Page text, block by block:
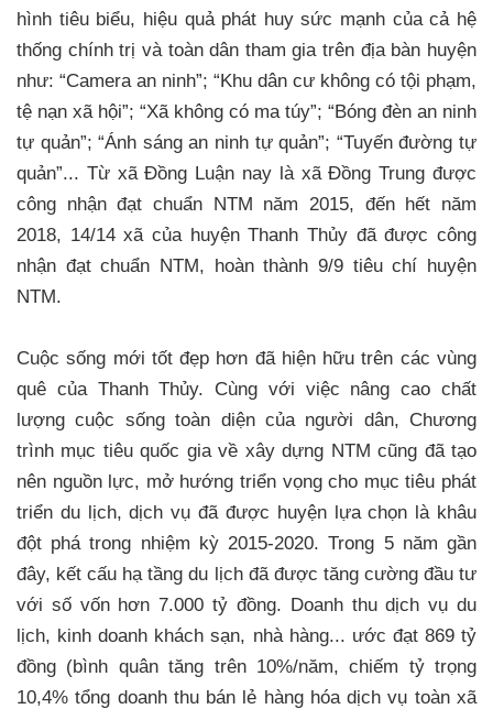
hình tiêu biểu, hiệu quả phát huy sức mạnh của cả hệ
thống chính trị và toàn dân tham gia trên địa bàn huyện
như: “Camera an ninh”; “Khu dân cư không có tội phạm,
tệ nạn xã hội”; “Xã không có ma túy”; “Bóng đèn an ninh
tự quản”; “Ánh sáng an ninh tự quản”; “Tuyến đường tự
quản”... Từ xã Đồng Luận nay là xã Đồng Trung được
công nhận đạt chuẩn NTM năm 2015, đến hết năm
2018, 14/14 xã của huyện Thanh Thủy đã được công
nhận đạt chuẩn NTM, hoàn thành 9/9 tiêu chí huyện
NTM.
Cuộc sống mới tốt đẹp hơn đã hiện hữu trên các vùng
quê của Thanh Thủy. Cùng với việc nâng cao chất
lượng cuộc sống toàn diện của người dân, Chương
trình mục tiêu quốc gia về xây dựng NTM cũng đã tạo
nên nguồn lực, mở hướng triển vọng cho mục tiêu phát
triển du lịch, dịch vụ đã được huyện lựa chọn là khâu
đột phá trong nhiệm kỳ 2015-2020. Trong 5 năm gần
đây, kết cấu hạ tầng du lịch đã được tăng cường đầu tư
với số vốn hơn 7.000 tỷ đồng. Doanh thu dịch vụ du
lịch, kinh doanh khách sạn, nhà hàng... ước đạt 869 tỷ
đồng (bình quân tăng trên 10%/năm, chiếm tỷ trọng
10,4% tổng doanh thu bán lẻ hàng hóa dịch vụ toàn xã